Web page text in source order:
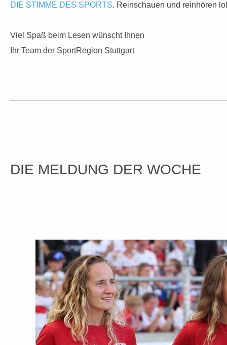
DIE STIMME DES SPORTS. Reinschauen und reinhören
Viel Spaß beim Lesen wünscht Ihnen
Ihr Team der SportRegion Stuttgart
DIE MELDUNG DER WOCHE